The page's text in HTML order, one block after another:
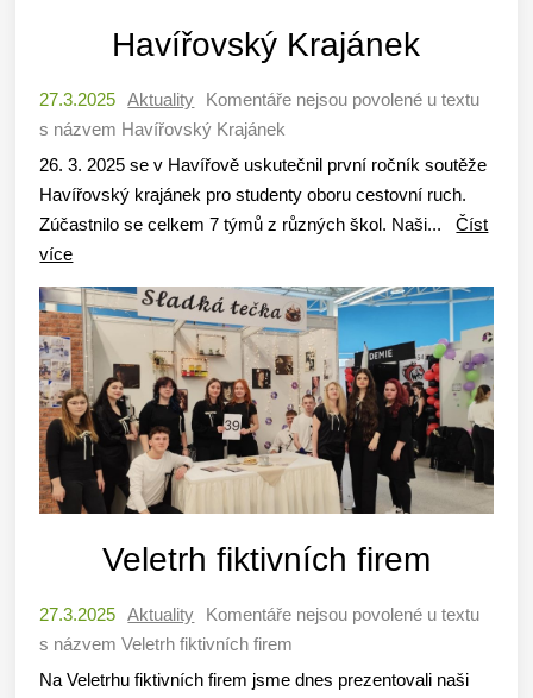
Havířovský Krajánek
27.3.2025 Aktuality Komentáře nejsou povolené u textu
s názvem Havířovský Krajánek
26. 3. 2025 se v Havířově uskutečnil první ročník soutěže
Havířovský krajánek pro studenty oboru cestovní ruch.
Zúčastnilo se celkem 7 týmů z různých škol. Naši...Číst
více
Veletrh fiktivních firem
27.3.2025 Aktuality Komentáře nejsou povolené u textu
s názvem Veletrh fiktivních firem
Na Veletrhu fiktivních firem jsme dnes prezentovali naši